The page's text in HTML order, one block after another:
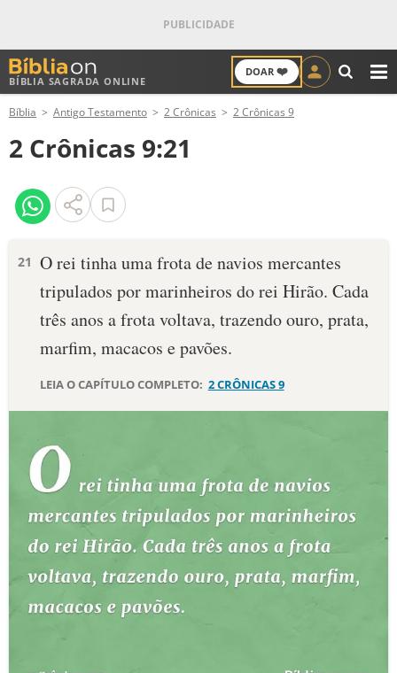
BÍBLIA SAGRADA ONLINE
DOAR ❤️
ANTIGO TESTAMENTO
NOVO TESTAMENTO
VERSÍCULOS
PALAVRA DO DIA
SALMO DO DIA
DEVOCIONAL DIÁRIO
ESTUDOS BÍBLICOS
ESBOÇOS DE PREGAÇÃO
TEMAS
PERGUNTE À BÍBLIA IA
Bíblia Antigo Testamento 2 Crônicas 2 Crônicas 9
2 Crônicas 9:21
21 O rei tinha uma frota de navios mercantes
tripulados por marinheiros do rei Hirão. Cada
três anos a frota voltava, trazendo ouro, prata,
marfim, macacos e pa­vões.
LEIA O CAPÍTULO COMPLETO: 2 CRÔNICAS 9